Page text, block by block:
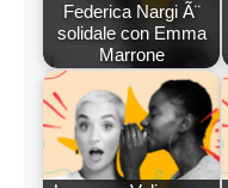
Federica Nargi Ã¨
solidale con Emma
Marrone